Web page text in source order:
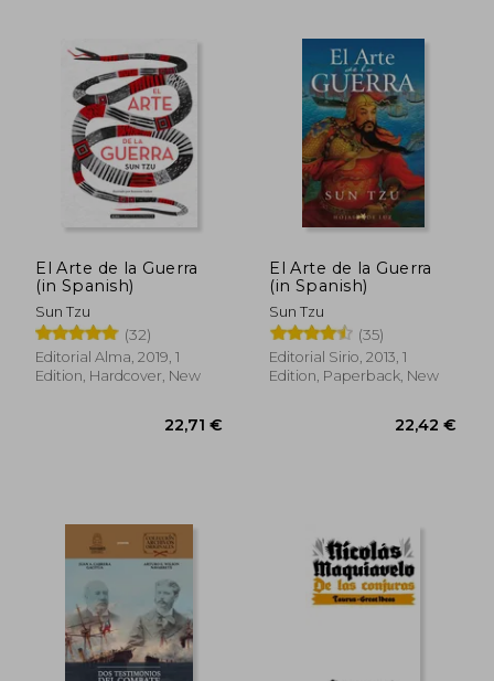
53,49 €
39,06 €
El Arte de la Guerra
(in Spanish)
Sun Tzu
(32)
Editorial Alma, 2019, 1
Edition, Hardcover, New
El Arte de la Guerra
(in Spanish)
Sun Tzu
(35)
Editorial Sirio, 2013, 1
Edition, Paperback, New